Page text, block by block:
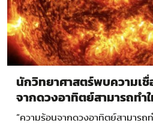
นักวิทยาศาสตร์พบความเชื่
จากดวงอาทิตย์สามารถทำ
โลกได้
“ความร้อนจากดวงอาทิตย์สามารถ